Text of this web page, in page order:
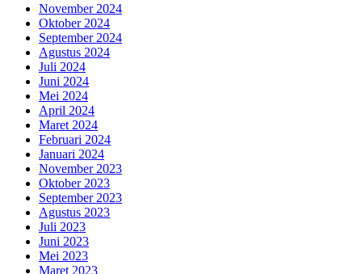
November 2024
Oktober 2024
September 2024
Agustus 2024
Juli 2024
Juni 2024
Mei 2024
April 2024
Maret 2024
Februari 2024
Januari 2024
November 2023
Oktober 2023
September 2023
Agustus 2023
Juli 2023
Juni 2023
Mei 2023
Maret 2023